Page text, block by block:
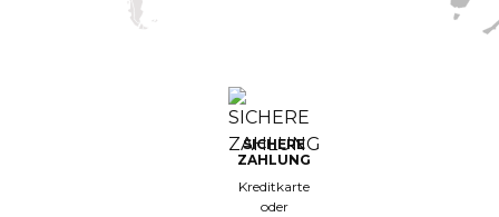
SICHERE
ZAHLUNG
Kreditkarte
oder